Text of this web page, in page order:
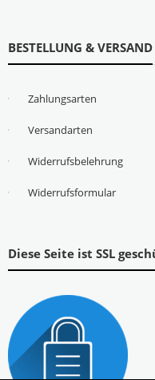
BESTELLUNG & VERSAND
Zahlungsarten
Versandarten
Widerrufsbelehrung
Widerrufsformular
Diese Seite ist SSL